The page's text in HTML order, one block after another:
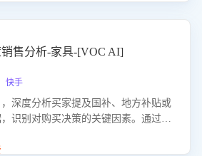
销售分析-家具-[VOC AI]
手
深度分析买家提及国补、地方补贴或
识别对购买决策的关键因素。通过AI
国补政策提升GMV。